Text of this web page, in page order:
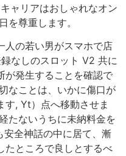
ャリアはおしゃれなオン
を尊重します。
人の若い男がスマホで店
なしのスロット V2 共に
が発生することを確認で
なことは、いかに傷口が
す, Yt）点へ移動させま
たないうちに未納料金を
全神話の中に居て、漸
たところで良しとするべ